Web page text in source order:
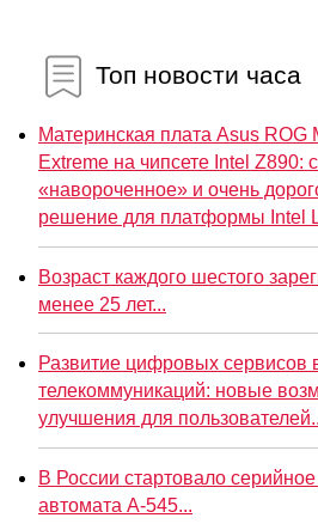
Топ новости часа
Материнская плата Asus ROG
Extreme на чипсете Intel Z890:
«навороченное» и очень
решение для платформы Intel
Возраст каждого шестого
менее 25 лет...
Развитие цифровых сервисов
телекоммуникаций: новые
улучшения для
В России стартовало
автомата А-545...